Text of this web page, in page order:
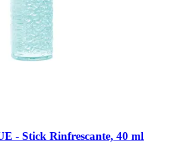
-​ Stick Rinfrescante, 40 ml